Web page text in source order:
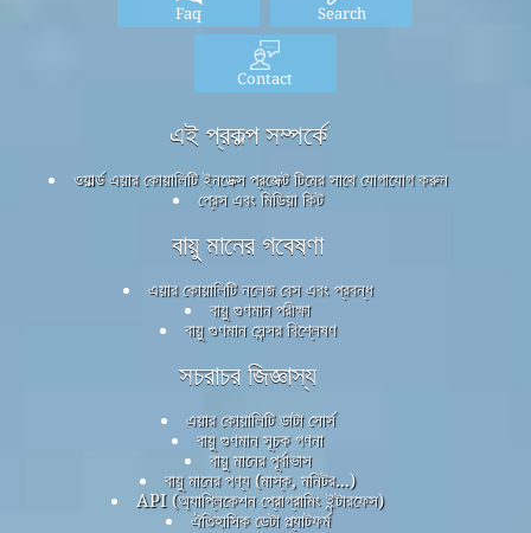
Faq Search
Contact
এই প্রকল্প সম্পর্কে
ওয়ার্ল্ড এয়ার কোয়ালিটি ইনডেক্স প্রজেক্ট টিমের সাথে যোগাযোগ করুন
প্রেস এবং মিডিয়া কিট
বায়ু মানের গবেষণা
এয়ার কোয়ালিটি নলেজ বেস এবং প্রবন্ধ
বায়ু গুণমান পরীক্ষা
বায়ু গুণমান সেন্সর বিশ্লেষণ
সচরাচর জিজ্ঞাস্য
এয়ার কোয়ালিটি ডাটা সোর্স
বায়ু গুণমান সূচক গণনা
বায়ু মানের পূর্বাভাস
বায়ু মানের পণ্য (মাস্ক, মনিটর...)
API (অ্যাপ্লিকেশন প্রোগ্রামিং ইন্টারফেস)
ঐতিহাসিক ডেটা প্ল্যাটফর্ম